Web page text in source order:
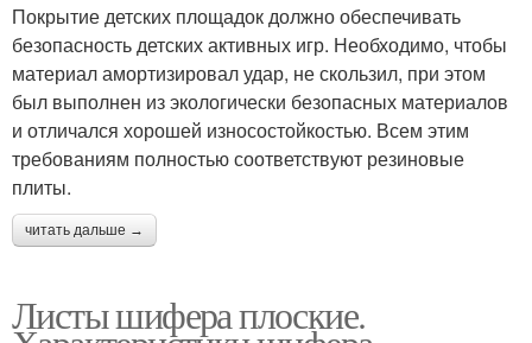
Покрытие детских площадок должно обеспечивать
безопасность детских активных игр. Необходимо, чтобы
материал амортизировал удар, не скользил, при этом
был выполнен из экологически безопасных материалов
и отличался хорошей износостойкостью. Всем этим
требованиям полностью соответствуют резиновые
плиты.
читать дальше →
Листы шифера плоские.